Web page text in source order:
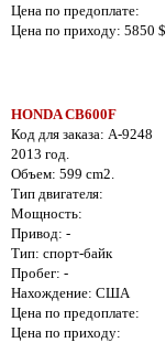
Цена по предоплате:
Цена по приходу: 5850 $.
HONDA CB600F
Код для заказа: A-9248
2013 год.
Объем: 599 cm2.
Тип двигателя:
Мощность:
Привод: -
Тип: спорт-байк
Пробег: -
Нахождение: США
Цена по предоплате:
Цена по приходу: